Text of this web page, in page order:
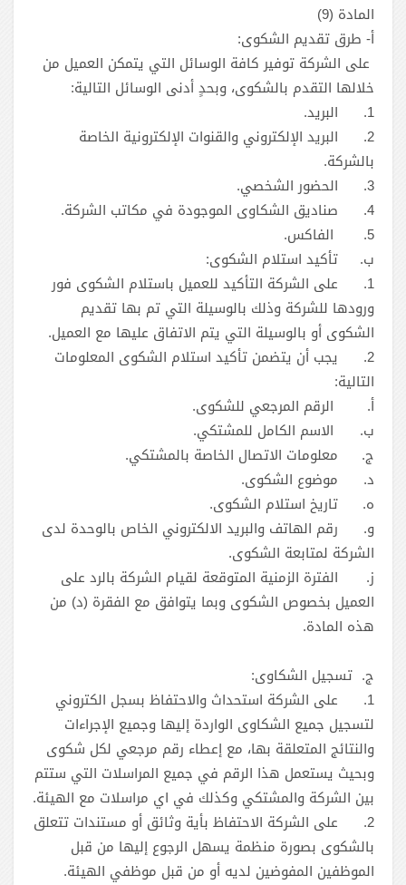
المادة ‎ (9)
أ- طرق تقديم الشكوى:
على الشركة توفير كافة الوسائل التي يتمكن العميل من
خلالها التقدم بالشكوى، وبحدٍ أدنى الوسائل التالية:
1.
2.
البريد الإلكتروني والقنوات الإلكترونية الخاصة
بالشركة.
3.
الحضور الشخصي.
4.
5.
ب‌.
تأكيد استلام الشكوى:
1.
على الشركة التأكيد للعميل باستلام الشكوى فور
ورودها للشركة وذلك بالوسيلة التي تم بها تقديم
الشكوى أو بالوسيلة التي يتم الاتفاق عليها مع العميل.
2.
يجب أن يتضمن تأكيد استلام الشكوى المعلومات
التالية:
‌أ.
‌ب.
‌ج.
‌د.
ه.
تاريخ استلام الشكوى.
و‌.
رقم الهاتف والبريد الالكتروني الخاص بالوحدة لدى
الشركة لمتابعة الشكوى.
ز‌.
الفترة الزمنية المتوقعة لقيام الشركة بالرد على
العميل بخصوص الشكوى وبما يتوافق مع الفقرة ‎(د) من
هذه المادة.
‏ج. تسجيل الشكاوى:
1.
‏على الشركة استحداث والاحتفاظ بسجل الكتروني
لتسجيل جميع الشكاوى الواردة إليها وجميع الإجراءات
والنتائج المتعلقة بها، مع إعطاء رقم مرجعي لكل شكوى
وبحيث يستعمل هذا الرقم في جميع المراسلات التي ستتم
بين الشركة والمشتكي وكذلك في اي مراسلات مع الهيئة.
2.
على الشركة الاحتفاظ بأية وثائق أو مستندات تتعلق
بالشكوى بصورة منظمة يسهل الرجوع إليها من قبل
الموظفين المفوضين لديه أو من قبل موظفي الهيئة.